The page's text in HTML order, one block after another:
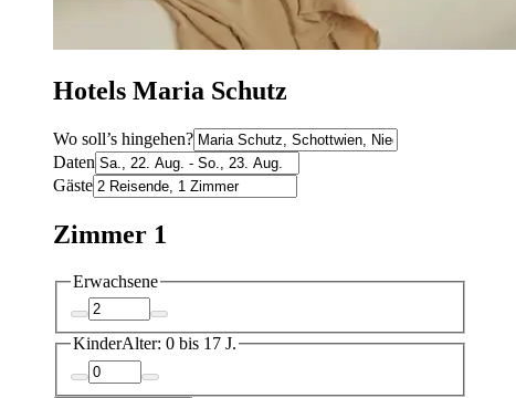
Hotels Maria Schutz
Wo soll’s hingehen?
Daten
Gäste
Zimmer 1
Erwachsene
KinderAlter: 0 bis 17 J.